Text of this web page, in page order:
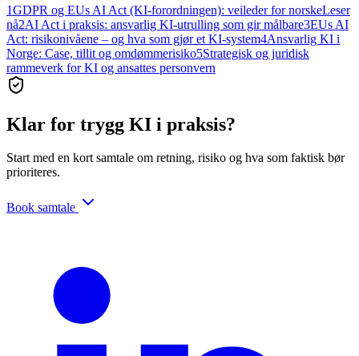
1GDPR og EUs AI Act (KI-forordningen): veileder for norskeLeser
nå2AI Act i praksis: ansvarlig KI-utrulling som gir målbare3EUs AI
Act: risikonivåene – og hva som gjør et KI-system4Ansvarlig KI i
Norge: Case, tillit og omdømmerisiko5Strategisk og juridisk
rammeverk for KI og ansattes personvern
Klar for trygg KI i praksis?
Start med en kort samtale om retning, risiko og hva som faktisk bør
prioriteres.
Book samtale